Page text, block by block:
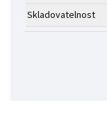
Skladovatelnost